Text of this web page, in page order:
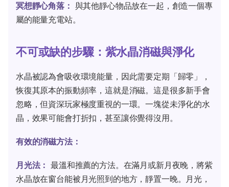
冥想靜心角落： 與其他靜心物品放在一起，創造一個專
屬的能量充電站。
不可或缺的步驟：紫水晶消磁與淨化
水晶被認為會吸收環境能量，因此需要定期「歸零」，
恢復其原本的振動頻率，這就是消磁。這是很多新手會
忽略，但資深玩家極度重視的一環。一塊從未淨化的水
晶，效果可能會打折扣，甚至讓你覺得沒用。
有效的消磁方法：
月光法： 最溫和推薦的方法。在滿月或新月夜晚，將紫
水晶放在窗台能被月光照到的地方，靜置一晚。月光，